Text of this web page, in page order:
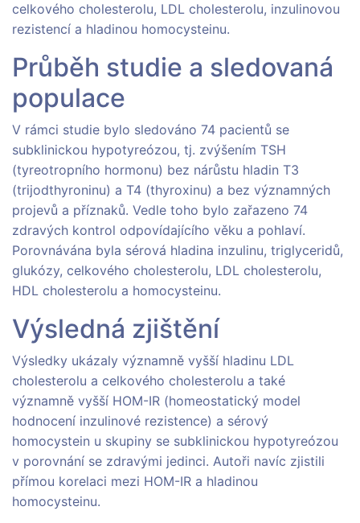
celkového cholesterolu, LDL cholesterolu, inzulinovou
rezistencí a hladinou homocysteinu.
Průběh studie a sledovaná
populace
V rámci studie bylo sledováno 74 pacientů se
subklinickou hypotyreózou, tj. zvýšením TSH
(tyreotropního hormonu) bez nárůstu hladin T3
(trijodthyroninu) a T4 (thyroxinu) a bez významných
projevů a příznaků. Vedle toho bylo zařazeno 74
zdravých kontrol odpovídajícího věku a pohlaví.
Porovnávána byla sérová hladina inzulinu, triglyceridů,
glukózy, celkového cholesterolu, LDL cholesterolu,
HDL cholesterolu a homocysteinu.
Výsledná zjištění
Výsledky ukázaly významně vyšší hladinu LDL
cholesterolu a celkového cholesterolu a také
významně vyšší HOM-IR (homeostatický model
hodnocení inzulinové rezistence) a sérový
homocystein u skupiny se subklinickou hypotyreózou
v porovnání se zdravými jedinci. Autoři navíc zjistili
přímou korelaci mezi HOM-IR a hladinou
homocysteinu.